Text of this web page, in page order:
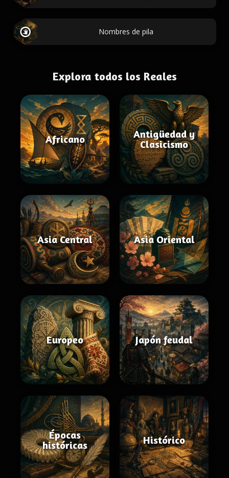
Nombres de pila
Explora todos los Reales
Africano
Antigüedad y
Clasicismo
Asia Central Asia Oriental
Europeo Japón feudal
Épocas
históricas
Histórico